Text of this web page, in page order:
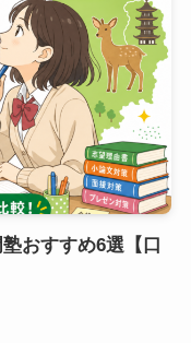
おすすめ6選【口